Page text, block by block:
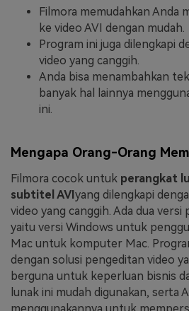
Filmora memudahkan Anda
ke video AVI dengan mudah.
Program ini juga dilengkapi
video yang canggih.
Anda bisa menambahkan
banyak hal lainnya
ini.
Mengapa Orang-Orang
Filmora cocok untuk perangkat
subtitel AVI yang dilengkapi
video yang canggih. Ada dua
yaitu versi Windows untuk
Mac untuk komputer Mac.
dengan solusi pengeditan video
berguna untuk keperluan bisnis
lunak ini mudah digunakan, serta